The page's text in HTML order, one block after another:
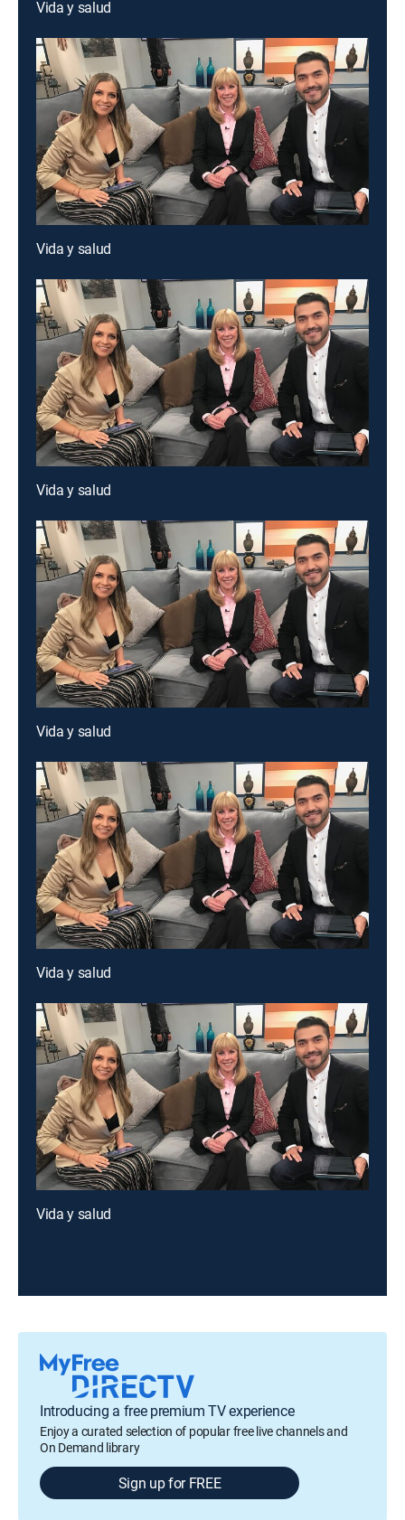
Vida y salud
Vida y salud
Vida y salud
Vida y salud
Vida y salud
Vida y salud
Introducing a free premium TV experience
Enjoy a curated selection of popular free live channels and
On Demand library
Sign up for FREE